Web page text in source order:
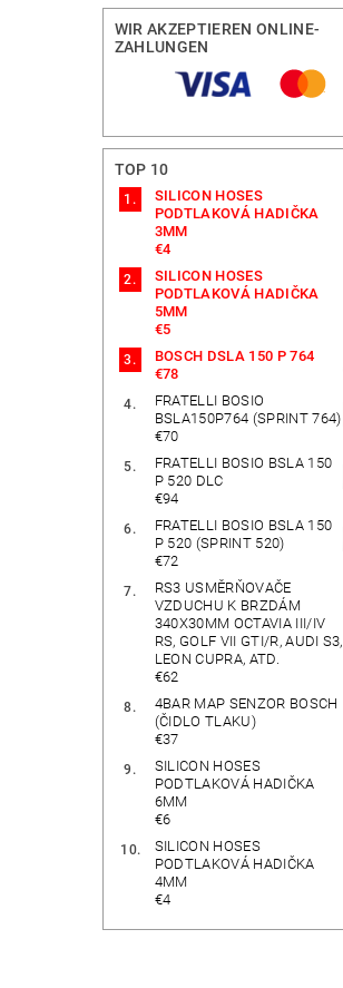
WIR AKZEPTIEREN ONLINE-
ZAHLUNGEN
TOP 10
SILICON HOSES
PODTLAKOVÁ HADIČKA
3MM
€4
SILICON HOSES
PODTLAKOVÁ HADIČKA
5MM
€5
BOSCH DSLA 150 P 764
€78
FRATELLI BOSIO
BSLA150P764 (SPRINT 764)
€70
FRATELLI BOSIO BSLA 150
P 520 DLC
€94
FRATELLI BOSIO BSLA 150
P 520 (SPRINT 520)
€72
RS3 USMĚRŇOVAČE
VZDUCHU K BRZDÁM
340X30MM OCTAVIA III/IV
RS, GOLF VII GTI/R, AUDI S3,
LEON CUPRA, ATD.
€62
4BAR MAP SENZOR BOSCH
(ČIDLO TLAKU)
€37
SILICON HOSES
PODTLAKOVÁ HADIČKA
6MM
€6
SILICON HOSES
PODTLAKOVÁ HADIČKA
4MM
€4